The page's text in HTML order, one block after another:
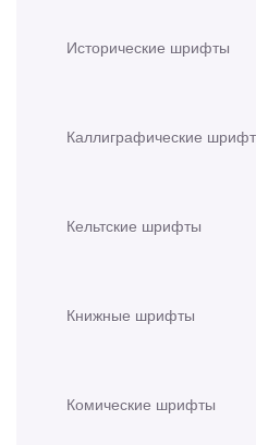
Исторические шрифты
Каллиграфические
Кельтские шрифты
Книжные шрифты
Комические шрифты